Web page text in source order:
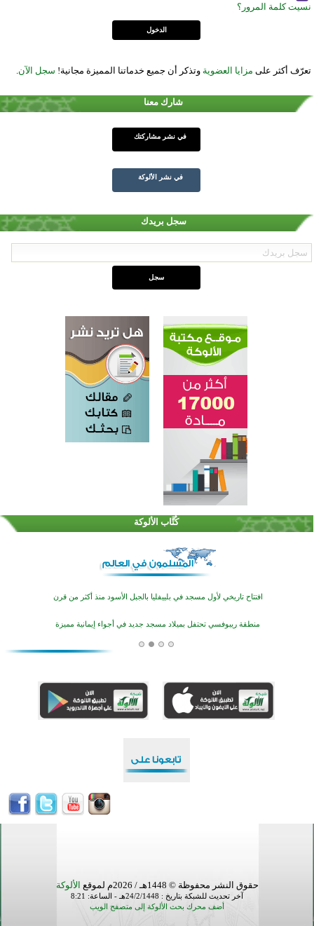
نسيت كلمة المرور؟
تعرّف أكثر على مزايا العضوية وتذكر أن جميع خدماتنا المميزة مجانية! سجل الآن
شارك معنا
في نشر مشاركتك
في نشر الألوكة
سجل بريدك
كُتَّاب الألوكة
اختتام الدورة التاسعة لمسابقة حفظ وتلاوة القرآن الكريم في أزناكاييف
تيسليتش تختتم برنامجا تعليميا لتعزيز القيم وبناء الشخصية للشباب المسلمين
اختتام منافسات قرآنية متميزة في بنغلاديش بمشاركة 3000 متسابق
أكبر مشروع إسلامي في ريف أستراليا يفتتح أبوابه بعد سنوات من العمل والعطاء
اختتام الدورة التاسعة لمسابقة حفظ وتلاوة القرآن الكريم في أزناكاييف
حقوق النشر محفوظة © 1448هـ / 2026م لموقع الألوكة
آخر تحديث للشبكة بتاريخ : 24/2/1448هـ - الساعة: 8:21
أضف محرك بحث الألوكة إلى متصفح الويب